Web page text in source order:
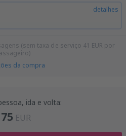
detalhes
(sem taxa de serviço 41 EUR por
da compra
ida e volta:
EUR